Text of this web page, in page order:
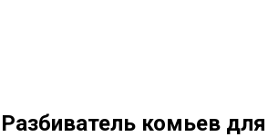
Разбиватель комьев